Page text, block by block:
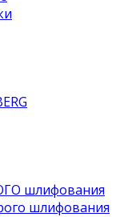
шлифования
шлифования